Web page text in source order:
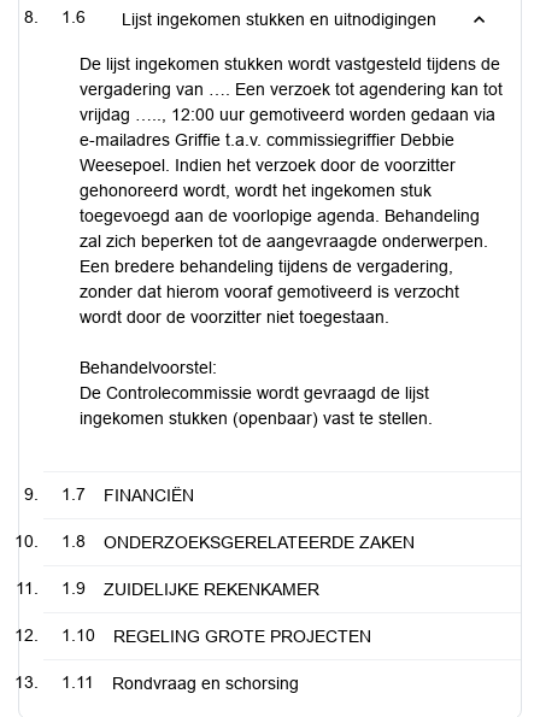
1.6 Lijst ingekomen stukken en uitnodigingen
De lijst ingekomen stukken wordt vastgesteld tijdens de
vergadering van …. Een verzoek tot agendering kan tot
vrijdag ….., 12:00 uur gemotiveerd worden gedaan via
e-mailadres Griffie t.a.v. commissiegriffier Debbie
Weesepoel. Indien het verzoek door de voorzitter
gehonoreerd wordt, wordt het ingekomen stuk
toegevoegd aan de voorlopige agenda. Behandeling
zal zich beperken tot de aangevraagde onderwerpen.
Een bredere behandeling tijdens de vergadering,
zonder dat hierom vooraf gemotiveerd is verzocht
wordt door de voorzitter niet toegestaan.
Behandelvoorstel:
De Controlecommissie wordt gevraagd de lijst
ingekomen stukken (openbaar) vast te stellen.
1.7 FINANCIËN
1.8 ONDERZOEKSGERELATEERDE ZAKEN
1.9 ZUIDELIJKE REKENKAMER
1.10 REGELING GROTE PROJECTEN
1.11 Rondvraag en schorsing